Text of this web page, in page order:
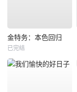
金特务：本色回归
已完结